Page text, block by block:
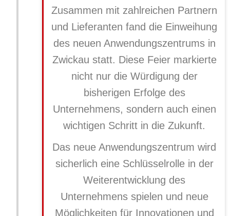
Zusammen mit zahlreichen Partnern
und Lieferanten fand die Einweihung
des neuen Anwendungszentrums in
Zwickau statt. Diese Feier markierte
nicht nur die Würdigung der
bisherigen Erfolge des
Unternehmens, sondern auch einen
wichtigen Schritt in die Zukunft.
Das neue Anwendungszentrum wird
sicherlich eine Schlüsselrolle in der
Weiterentwicklung des
Unternehmens spielen und neue
Möglichkeiten für Innovationen und